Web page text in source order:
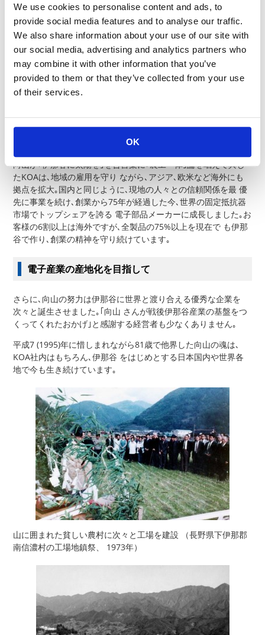
We use cookies to personalise content and ads, to
provide social media features and to analyse our traffic.
We also share information about your use of our site with
our social media, advertising and analytics partners who
may combine it with other information that you’ve
provided to them or that they’ve collected from your use
of their services.
OK
農工一体
伊那谷の雇用を守りながら日本から世界へ
みながら工場勤務で現金収 入が得られる道を地域の若者たちに
提供しました｡現在のKOAにも受け継がれている経営理念 ｢農工
一体｣が本格的に展開されたのです｡
向山が｢伊那谷に太陽を｣を合言葉に｢農工一体｣論を唱えて興し
たKOAは､地域の雇用を守り ながら､アジア､欧米など海外にも
拠点を拡大｡国内と同じように､現地の人々との信頼関係を最 優
先に事業を続け､創業から75年が経過した今､世界の固定抵抗器
市場でトップシェアを誇る 電子部品メーカーに成長しました｡お
客様の6割以上は海外ですが､全製品の75%以上を現在で も伊那
谷で作り､創業の精神を守り続けています｡
電子産業の産地化を目指して
さらに､向山の努力は伊那谷に世界と渡り合える優秀な企業を
次々と誕生させました｡｢向山 さんが戦後伊那谷産業の基盤をつ
くってくれたおかげ｣と感謝する経営者も少なくありません｡
平成7 (1995)年に惜しまれながら81歳で他界した向山の魂は､
KOA社内はもちろん､伊那谷 をはじめとする日本国内や世界各
地で今も生き続けています｡
山に囲まれた貧しい農村に次々と工場を建設 （長野県下伊那郡
南信濃村の工場地鎮祭、 1973年）